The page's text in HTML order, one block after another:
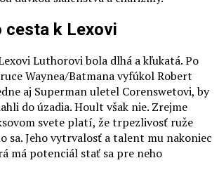
cesta k Lexovi
Luthorovi bola dlhá a kľukatá. Po
Waynea/Batmana vyfúkol Robert
aj Superman uletel Corenswetovi, by
do úzadia. Hoult však nie. Zrejme
svete platí, že trpezlivosť ruže
sa. Jeho vytrvalosť a talent mu nakoniec
má potenciál stať sa pre neho